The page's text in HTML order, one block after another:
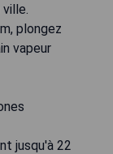
plongez
vapeur
jusqu'à 22